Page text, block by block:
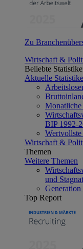
Zu
Wirtschaft &
Beliebte
Aktuelle
Monatliche
BIP 1992-
Wirtschaft &
Themen
Weitere Themen
und
Top Report